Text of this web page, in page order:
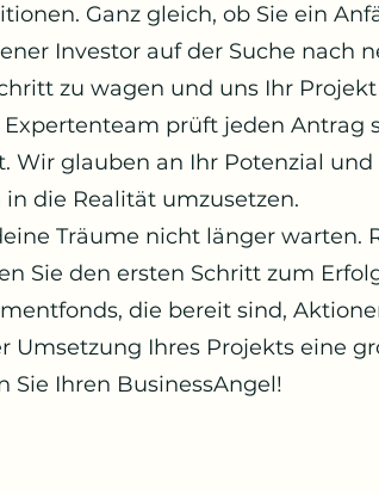
Ganz gleich, ob Sie ein
Investor auf der Suche nach
zu wagen und uns Ihr
Expertenteam prüft jeden
Wir glauben an Ihr Potenzial
in die Realität umzusetzen.
Träume nicht länger warten.
Sie den ersten Schritt zum
die bereit sind,
Umsetzung Ihres Projekts eine
Sie Ihren BusinessAngel!